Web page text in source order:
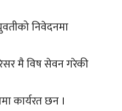
निवेदनमा
मै विष सेवन गरेकी
कार्यरत छन ।